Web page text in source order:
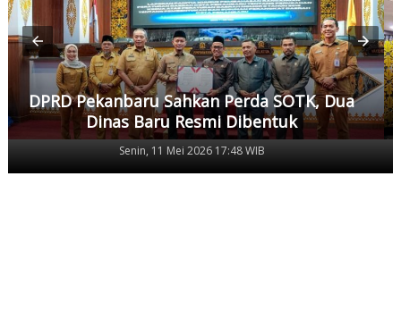
DPRD Pekanbaru Sahkan Perda SOTK, Dua
Dinas Baru Resmi Dibentuk
Senin, 11 Mei 2026 17:48 WIB